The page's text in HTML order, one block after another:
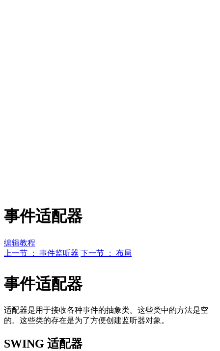
事件适配器
编辑教程
上一节 ： 事件监听器 下一节 ： 布局
事件适配器
适配器是用于接收各种事件的抽象类。这些类中的方法是空
的。这些类的存在是为了方便创建监听器对象。
SWING 适配器